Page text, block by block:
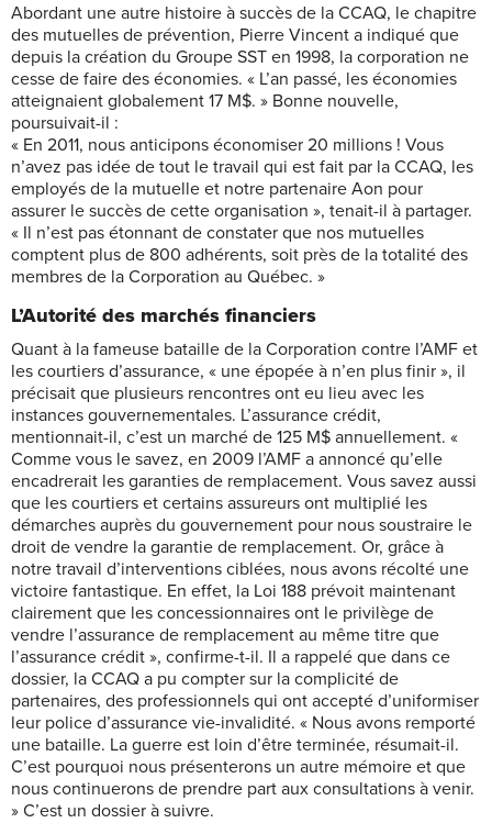
Abordant une autre histoire à succès de la CCAQ, le chapitre
des mutuelles de prévention, Pierre Vincent a indiqué que
depuis la création du Groupe SST en 1998, la corporation ne
cesse de faire des économies. « L’an passé, les économies
atteignaient globalement 17 M$. » Bonne nouvelle,
poursuivait-il :
« En 2011, nous anticipons économiser 20 millions ! Vous
n’avez pas idée de tout le travail qui est fait par la CCAQ, les
employés de la mutuelle et notre partenaire Aon pour
assurer le succès de cette organisation », tenait-il à partager.
« Il n’est pas étonnant de constater que nos mutuelles
comptent plus de 800 adhérents, soit près de la totalité des
membres de la Corporation au Québec. »
L’Autorité des marchés financiers
Quant à la fameuse bataille de la Corporation contre l’AMF et
les courtiers d’assurance, « une épopée à n’en plus finir », il
précisait que plusieurs rencontres ont eu lieu avec les
instances gouvernementales. L’assurance crédit,
mentionnait-il, c’est un marché de 125 M$ annuellement. «
Comme vous le savez, en 2009 l’AMF a annoncé qu’elle
encadrerait les garanties de remplacement. Vous savez aussi
que les courtiers et certains assureurs ont multiplié les
démarches auprès du gouvernement pour nous soustraire le
droit de vendre la garantie de remplacement. Or, grâce à
notre travail d’interventions ciblées, nous avons récolté une
victoire fantastique. En effet, la Loi 188 prévoit maintenant
clairement que les concessionnaires ont le privilège de
vendre l’assurance de remplacement au même titre que
l’assurance crédit », confirme-t-il. Il a rappelé que dans ce
dossier, la CCAQ a pu compter sur la complicité de
partenaires, des professionnels qui ont accepté d’uniformiser
leur police d’assurance vie-invalidité. « Nous avons remporté
une bataille. La guerre est loin d’être terminée, résumait-il.
C’est pourquoi nous présenterons un autre mémoire et que
nous continuerons de prendre part aux consultations à venir.
» C’est un dossier à suivre.